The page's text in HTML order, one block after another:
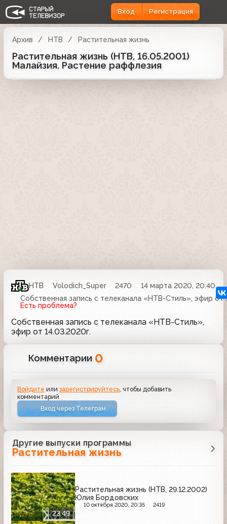
Вход Регистрация
Архив НТВ Растительная жизнь
Растительная жизнь (НТВ, 16.05.2001)
Малайзия. Растение раффлезия
НТВ Volodich_Super 2470
14 марта 2020, 20:40
Собственная запись с телеканала «НТВ-Стиль», эфир от
Есть проблема?
Собственная запись с телеканала «НТВ-Стиль»,
эфир от 14.03.2020г.
Комментарии 0
Войдите илизарегистрируйтесь , чтобы добавить
комментарий
Вход через Телеграм
Другие выпуски программы
Растительная жизнь
23:49
Растительная жизнь (НТВ, 29.12.2002)
Юлия Бордовских
10 октября 2020, 20:35 2419